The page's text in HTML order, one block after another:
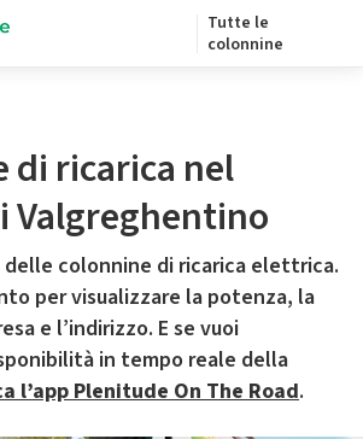
Tutte le
colonnine
di ricarica nel
Valgreghentino
delle colonnine di ricarica elettrica.
per visualizzare la potenza, la
e l’indirizzo. E se vuoi
in tempo reale della
l’app Plenitude On The Road.